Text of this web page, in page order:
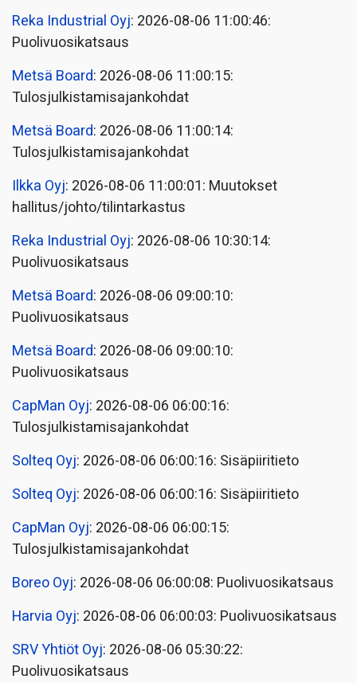
Reka Industrial Oyj: 2026-08-06 11:00:46:
Puolivuosikatsaus
Metsä Board: 2026-08-06 11:00:15:
Tulosjulkistamisajankohdat
Metsä Board: 2026-08-06 11:00:14:
Tulosjulkistamisajankohdat
Ilkka Oyj: 2026-08-06 11:00:01: Muutokset
hallitus/johto/tilintarkastus
Reka Industrial Oyj: 2026-08-06 10:30:14:
Puolivuosikatsaus
Metsä Board: 2026-08-06 09:00:10:
Puolivuosikatsaus
Metsä Board: 2026-08-06 09:00:10:
Puolivuosikatsaus
CapMan Oyj: 2026-08-06 06:00:16:
Tulosjulkistamisajankohdat
Solteq Oyj: 2026-08-06 06:00:16: Sisäpiiritieto
Solteq Oyj: 2026-08-06 06:00:16: Sisäpiiritieto
CapMan Oyj: 2026-08-06 06:00:15:
Tulosjulkistamisajankohdat
Boreo Oyj: 2026-08-06 06:00:08: Puolivuosikatsaus
Harvia Oyj: 2026-08-06 06:00:03: Puolivuosikatsaus
SRV Yhtiöt Oyj: 2026-08-06 05:30:22:
Puolivuosikatsaus